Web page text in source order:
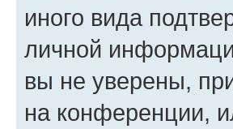
иного вида
личной
вы не уверены,
на конференции,